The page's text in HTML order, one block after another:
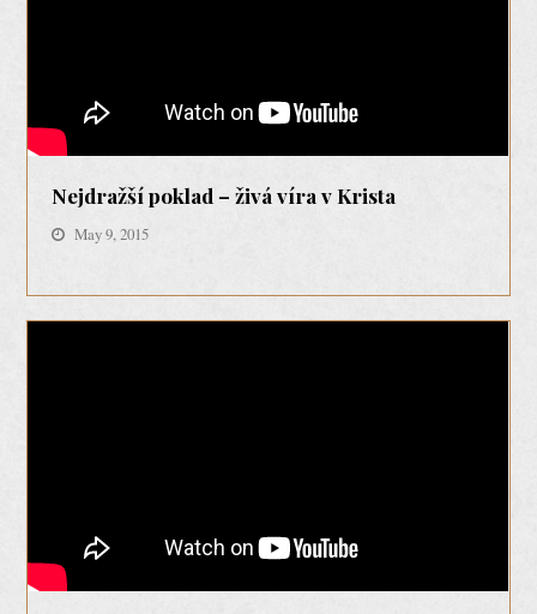
Nejdražší poklad – živá víra v Krista
May 9, 2015